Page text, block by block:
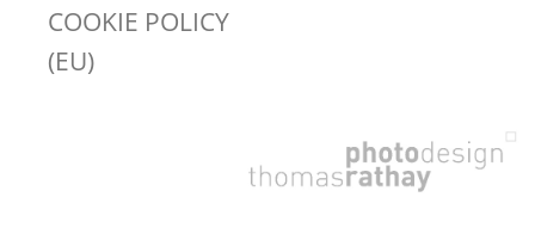
COOKIE POLICY
(EU)